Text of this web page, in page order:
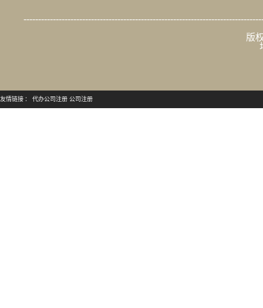
版
友情链接 ： 代办公司注册 公司注册